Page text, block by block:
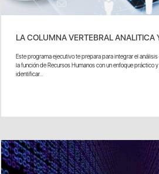
LA COLUMNA VERTEBRAL ANALITICA
Este programa ejecutivo te prepara para integrar el
la función de Recursos Humanos con un enfoque práctico
identificar...